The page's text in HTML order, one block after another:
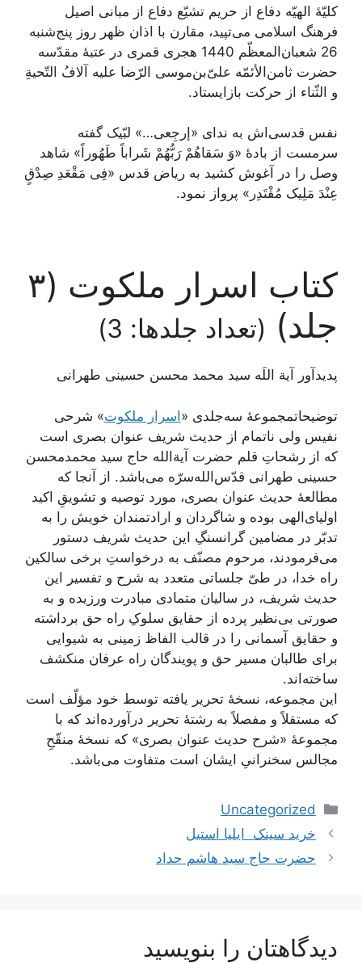
کلیّۀ الهیّه دفاع از حریم تشیّع دفاع از مبانى اصیل
فرهنگ اسلامى می‌تپید، مقارن با اذان ظهر روز پنج‌شنبه
26 شعبان‌المعظّم 1440 هجری قمری در عتبۀ مقدّسه
حضرت ثامن‌الأئمّه علىّ‌بن‌موسى الرّضا علیه آلافُ التّحیةِ
و الثّناء از حرکت بازایستاد.
نفس قدسی‌اش به نداى «إرجِعی…» لبّیک گفته
سرمست از بادۀ «وَ سَقاهُمْ رَبُّهُمْ شَراباً طَهُوراً» شاهد
وصل را در آغوش کشید به ریاض قدس «فِی مَقْعَدِ صِدْقٍ
عِنْدَ مَلِیک مُقْتَدِر» پرواز نمود.
کتاب اسرار ملکوت (۳
جلد) (تعداد جلدها: 3)
پدیدآور آیة اللَه سید محمد محسن حسینی طهرانی
توضیحاتمجموعۀ سه‌جلدی «اسرار ملکوت» شرحی
نفیس ولی ناتمام از حدیث شریف عنوان بصری است
که از رشحاتِ قلم حضرت آیة‌الله حاج سید محمدمحسن
حسینی طهرانی قدّس‌الله‌سرّه می‌باشد. از آنجا که
مطالعۀ حدیث عنوان بصری، مورد توصیه و تشویقِ اکید
اولیای‌الهی بوده و شاگردان و ارادتمندان خویش را به
تدبّر در مضامین گرانسنگِ این حدیث شریف دستور
می‌فرمودند، مرحوم مصنّف به درخواستِ برخی سالکین
راه خدا، در طیّ جلساتی متعدد به شرح و تفسیر این
حدیث شریف، در سالیان متمادی مبادرت ورزیده و به
صورتی بی‌نظیر پرده از حقایق سلوکِ راه حق برداشته
و حقایق آسمانی را در قالب الفاظ زمینی به شیوایی
برای طالبان مسیر حق و پویندگان راه عرفان منکشف
ساخته‌اند.
این مجموعه، نسخۀ تحریر یافته توسط خود مؤلّف است
که مستقلاً و مفصلاً به رشتۀ تحریر درآورده‌اند که با
مجموعۀ «شرح حدیث عنوان بصری» که نسخۀ منقّحِ
مجالس سخنرانیِ ایشان است متفاوت می‌باشد.
دسته‌ها
Uncategorized
خرید سینک ایلیا استیل
حضرت حاج سید هاشم حداد
دیدگاهتان را بنویسید